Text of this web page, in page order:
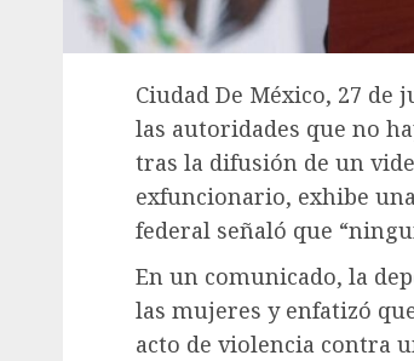
Ciudad De México, 27 de
las autoridades que no
tras la difusión de un
exfuncionario, exhibe
federal señaló que
En un comunicado, la
las mujeres y enfatizó
acto de violencia contra